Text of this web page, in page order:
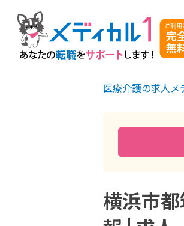
医療介護の求人
横浜市